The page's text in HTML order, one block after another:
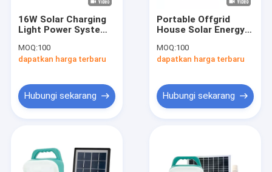
Sistem Energi Panel Surya
Lampu LED Tenaga Surya
Lampu Berkemah Tenaga Surya Portabel
Lampu Darurat Tenaga Surya
Kipas Angin Luar Ruangan Bertenaga Surya
16W Solar Charging
Light Power System
Outdoor Camping
SRE-815B
MOQ:100
dapatkan harga terbaru
Hubungi sekarang
Portable Offgrid
House Solar Energy
Lengkap
MOQ:100
dapatkan harga terbaru
Hubungi sekarang